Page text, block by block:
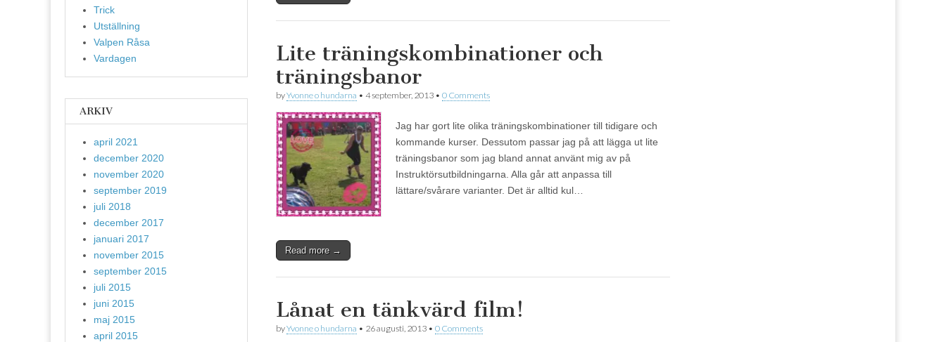
Lite träningskombinationer och
träningsbanor
byYvonne o hundarna • 4 september, 2013 • 0 Comments
Jag har gort lite olika träningskombinationer till tidigare och
kommande kurser. Dessutom passar jag på att lägga ut lite
träningsbanor som jag bland annat använt mig av på
Instruktörsutbildningarna. Alla går att anpassa till
lättare/svårare varianter. Det är alltid kul…
Read more →
Lånat en tänkvärd film!
byYvonne o hundarna • 26 augusti, 2013 • 0 Comments
Trick
Utställning
Valpen Råsa
Vardagen
ARKIV
april 2021
december 2020
november 2020
september 2019
juli 2018
december 2017
januari 2017
november 2015
september 2015
juli 2015
juni 2015
maj 2015
april 2015